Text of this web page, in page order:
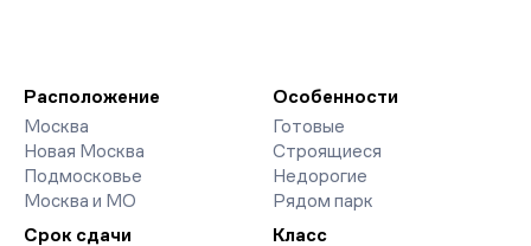
Расположение
Москва
Новая Москва
Подмосковье
Москва и МО
Особенности
Готовые
Строящиеся
Недорогие
Рядом парк
Срок сдачи
Класс